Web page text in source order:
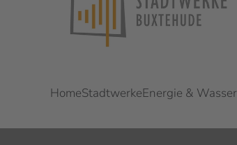
HomeStadtwerkeEnergie & Wasser